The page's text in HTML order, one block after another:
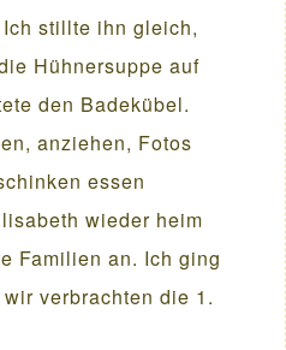
stillte ihn gleich,
Hühnersuppe auf
den Badekübel.
anziehen, Fotos
essen
wieder heim
Familien an. Ich ging
verbrachten die 1.